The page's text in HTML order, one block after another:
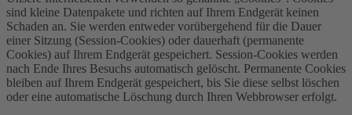
sind kleine Datenpakete und richten auf Ihrem Endgerät keinen
Schaden an. Sie werden entweder vorübergehend für die Dauer
einer Sitzung (Session-Cookies) oder dauerhaft (permanente
Cookies) auf Ihrem Endgerät gespeichert. Session-Cookies werden
nach Ende Ihres Besuchs automatisch gelöscht. Permanente Cookies
bleiben auf Ihrem Endgerät gespeichert, bis Sie diese selbst löschen
oder eine automatische Löschung durch Ihren Webbrowser erfolgt.